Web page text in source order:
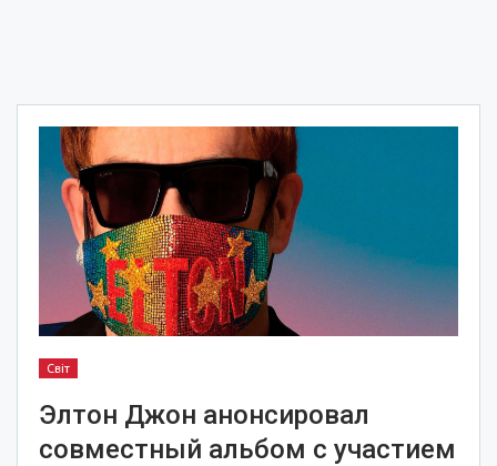
Світ
Элтон Джон анонсировал
совместный альбом с участием